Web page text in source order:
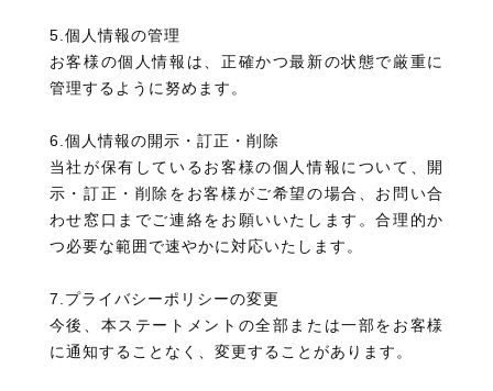
5.個人情報の管理
お客様の個人情報は、正確かつ最新の状態で厳重に
管理するように努めます。
6.個人情報の開示・訂正・削除
当社が保有しているお客様の個人情報について、開
示・訂正・削除をお客様がご希望の場合、お問い合
わせ窓口までご連絡をお願いいたします。合理的か
つ必要な範囲で速やかに対応いたします。
7.プライバシーポリシーの変更
今後、本ステートメントの全部または一部をお客様
に通知することなく、変更することがあります。